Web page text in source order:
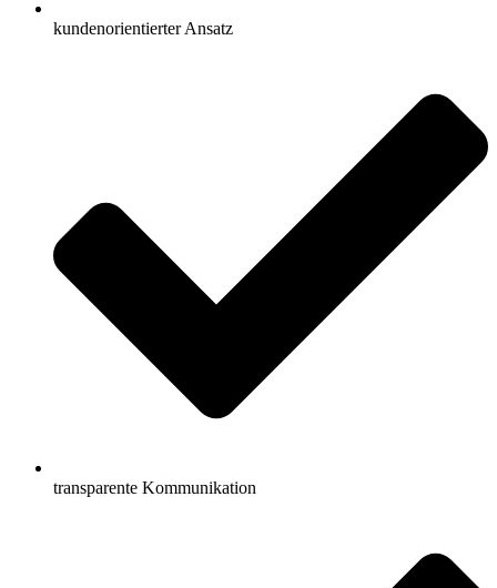
kundenorientierter Ansatz
transparente Kommunikation